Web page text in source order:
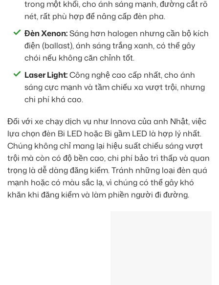
trong một khối, cho ánh sáng mạnh, đường cắt rõ
nét, rất phù hợp để nâng cấp đèn pha.
Đèn Xenon:Sáng hơn halogen nhưng cần bộ kích
điện (ballast), ánh sáng trắng xanh, có thể gây
chói nếu không căn chỉnh tốt.
Laser Light:Công nghệ cao cấp nhất, cho ánh
sáng cực mạnh và tầm chiếu xa vượt trội, nhưng
chi phí khá cao.
Đối với xe chạy dịch vụ như Innova của anh Nhật, việc
lựa chọn đèn Bi LED hoặc Bi gầm LED là hợp lý nhất.
Chúng không chỉ mang lại hiệu suất chiếu sáng vượt
trội mà còn có độ bền cao, chi phí bảo trì thấp và quan
trọng là dễ dàng đăng kiểm. Tránh những loại đèn quá
mạnh hoặc có màu sắc lạ, vì chúng có thể gây khó
khăn khi đăng kiểm và làm phiền người đi đường.